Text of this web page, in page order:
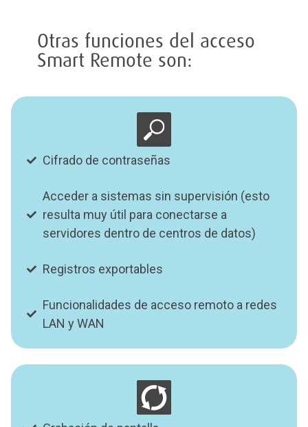
Otras funciones del acceso
Smart Remote son:
Cifrado de contraseñas
Acceder a sistemas sin supervisión (esto
resulta muy útil para conectarse a
servidores dentro de centros de datos)
Registros exportables
Funcionalidades de acceso remoto a redes
LAN y WAN